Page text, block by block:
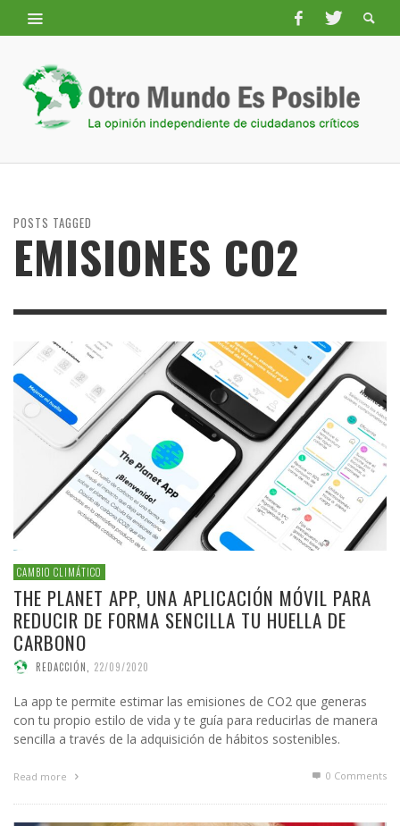
POSTS TAGGED
EMISIONES CO2
CAMBIO CLIMÁTICO
THE PLANET APP, UNA APLICACIÓN MÓVIL PARA
REDUCIR DE FORMA SENCILLA TU HUELLA DE
CARBONO
REDACCIÓN 22/09/2020
La app te permite estimar las emisiones de CO2 que generas
con tu propio estilo de vida y te guía para reducirlas de manera
sencilla a través de la adquisición de hábitos sostenibles.
Read more 0 Comments